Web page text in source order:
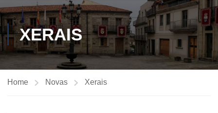
XERAIS
Home Novas Xerais